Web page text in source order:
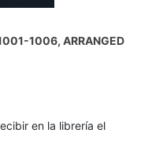
1006, ARRANGED
en la librería el